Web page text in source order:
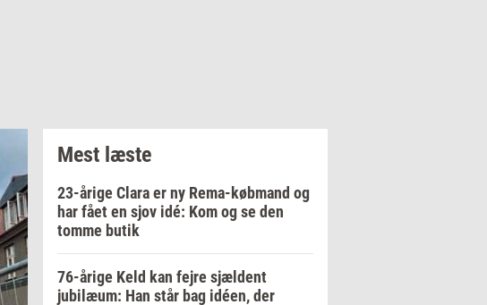
Mest læste
23-årige Clara er ny Rema-købmand og
har fået en sjov idé: Kom og se den
tomme butik
76-årige Keld kan fejre sjældent
jubilæum: Han står bag idéen, der